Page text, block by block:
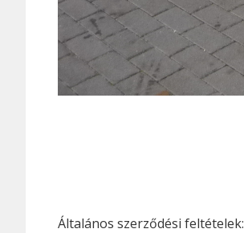
Általános szerződési feltételek: